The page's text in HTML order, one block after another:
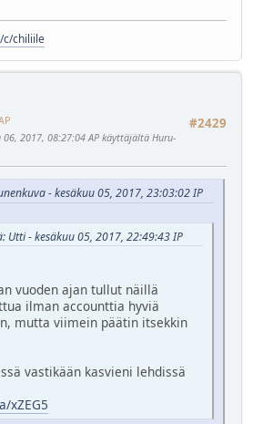
c/chiliile
#2429
06, 2017, 08:27:04 AP käyttäjältä Huru-
- kesäkuu 05, 2017, 23:03:02 IP
Utti - kesäkuu 05, 2017, 22:49:43 IP
vuoden ajan tullut näillä
ilman accounttia hyviä
mutta viimein päätin itsekkin
vastikään kasvieni lehdissä
xZEG5